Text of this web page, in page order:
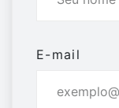
E-mail